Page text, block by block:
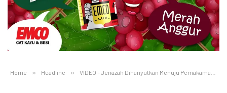
Home » Headline » VIDEO – Jenazah Dihanyutkan Menuju Pemakaman